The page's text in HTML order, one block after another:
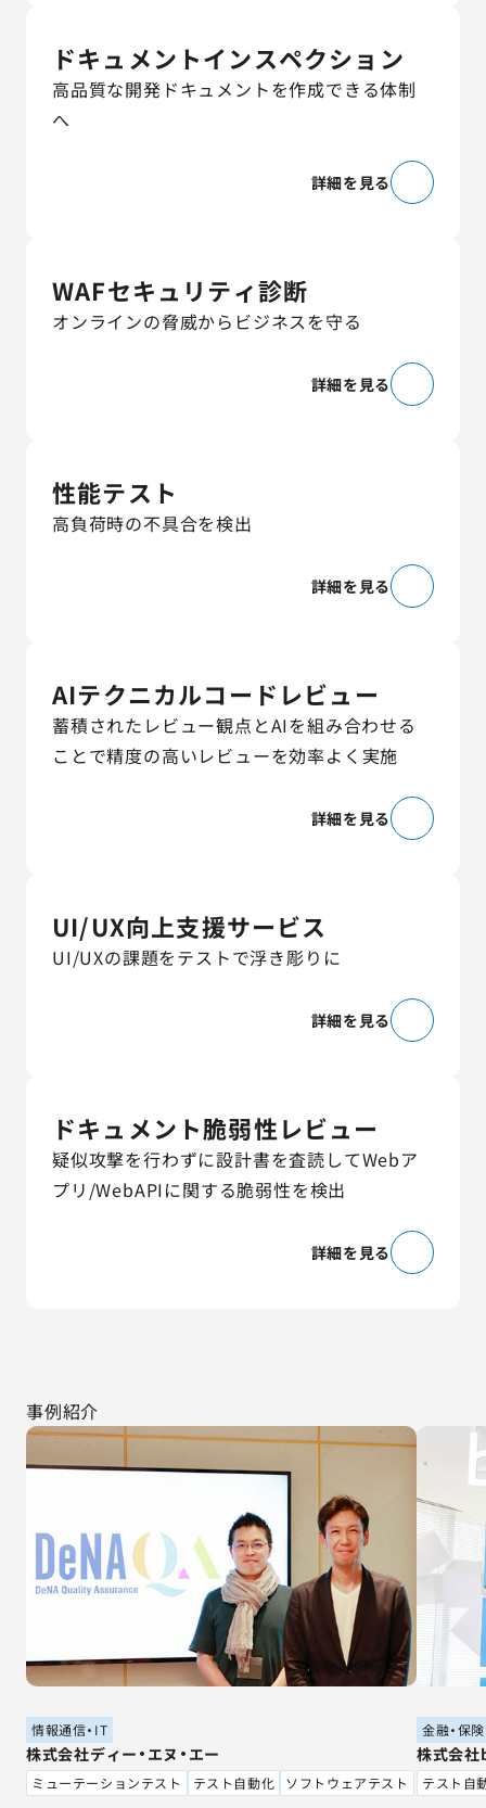
ドキュメントインスペクション
高品質な開発ドキュメントを作成できる体制
へ
詳細を見る
WAFセキュリティ診断
オンラインの脅威からビジネスを守る
詳細を見る
性能テスト
高負荷時の不具合を検出
詳細を見る
AIテクニカルコードレビュー
蓄積されたレビュー観点とAIを組み合わせる
ことで精度の高いレビューを効率よく実施
詳細を見る
UI/UX向上支援サービス
UI/UXの課題をテストで浮き彫りに
詳細を見る
ドキュメント脆弱性レビュー
疑似攻撃を行わずに設計書を査読してWebア
プリ/WebAPIに関する脆弱性を検出
詳細を見る
事例紹介
情報通信・IT
株式会社ディー・エヌ・エー
ミューテーションテスト テスト自動化 ソフトウェアテスト
金融・保険
株式会
テスト自